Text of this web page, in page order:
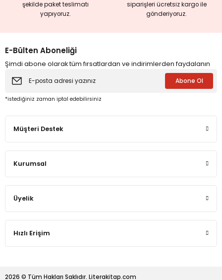
Mirası
şekilde paket teslimatı
yapıyoruz.
siparişleri ücretsiz kargo ile
gönderiyoruz.
E-Bülten Aboneliği
Şimdi abone olarak tüm fırsatlardan ve indirimlerden faydalanın
Abone Ol
*istediğiniz zaman iptal edebilirsiniz
Müşteri Destek
Kurumsal
Üyelik
Hızlı Erişim
2026 © Tüm Hakları Saklıdır. Literakitap.com